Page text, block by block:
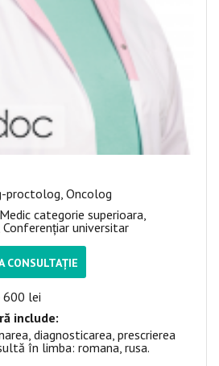
proctolog, Oncolog
categorie superioara,
universitar
CONSULTAȚIE
600 lei
include:
diagnosticarea, prescrierea
în limba: romana, rusa.